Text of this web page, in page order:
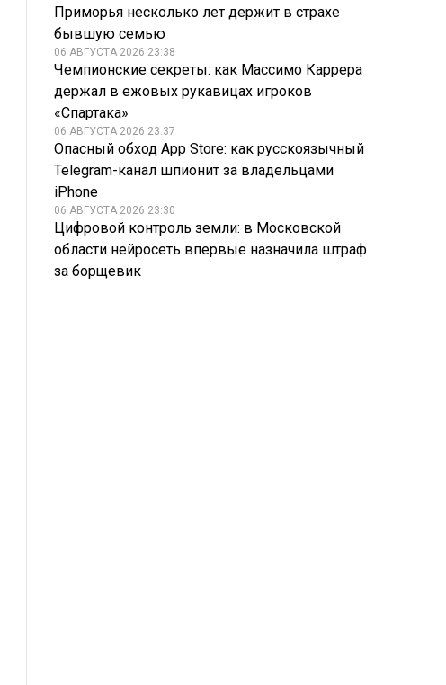
Приморья несколько лет держит в страхе
бывшую семью
06 АВГУСТА 2026 23:38
Чемпионские секреты: как Массимо Каррера
держал в ежовых рукавицах игроков
«Спартака»
06 АВГУСТА 2026 23:37
Опасный обход App Store: как русскоязычный
Telegram-канал шпионит за владельцами
iPhone
06 АВГУСТА 2026 23:30
Цифровой контроль земли: в Московской
области нейросеть впервые назначила штраф
за борщевик